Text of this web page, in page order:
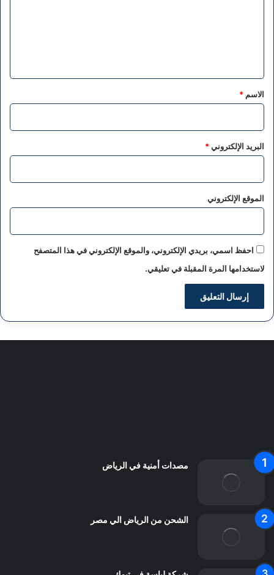
*
الاسم *
البريد الإلكتروني*
الموقع الإلكتروني
احفظ اسمي، بريدي الإلكتروني، والموقع الإلكتروني في هذا المتصفح
لاستخدامها المرة المقبلة في تعليقي.
مصدات أمنية في الرياض
الشحن من الرياض الي مصر